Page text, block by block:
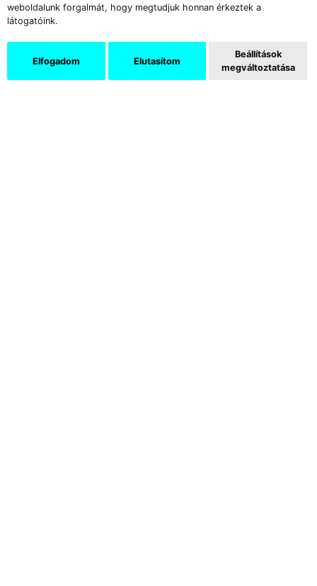
weboldalunk forgalmát, hogy megtudjuk honnan érkeztek a
látogatóink.
Elfogadom Elutasítom
Beállítások
megváltoztatása